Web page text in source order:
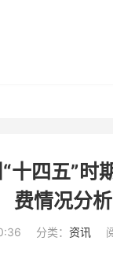
十四五”时
费情况分析
分类： 资讯